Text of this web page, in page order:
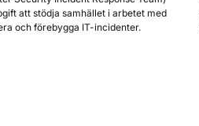
att stödja samhället i arbetet med
och förebygga IT-incidenter.